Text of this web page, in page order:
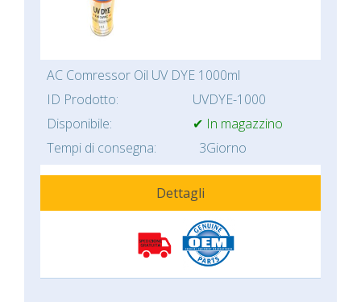
AC Comressor Oil UV DYE 1000ml
ID Prodotto:
UVDYE-1000
Disponibile:
✔ In magazzino
Tempi di consegna:
3Giorno
Dettagli